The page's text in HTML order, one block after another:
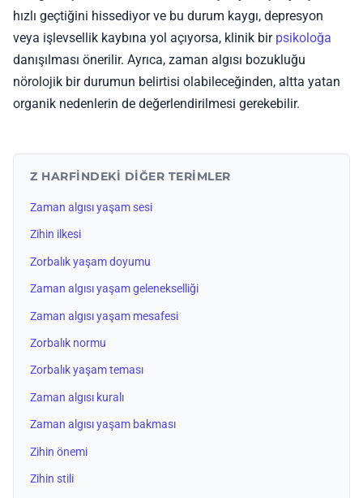
hızlı geçtiğini hissediyor ve bu durum kaygı, depresyon
veya işlevsellik kaybına yol açıyorsa, klinik bir psikoloğa
danışılması önerilir. Ayrıca, zaman algısı bozukluğu
nörolojik bir durumun belirtisi olabileceğinden, altta yatan
organik nedenlerin de değerlendirilmesi gerekebilir.
Z HARFINDEKI DIĞER TERIMLER
Zaman algısı yaşam sesi
Zihin ilkesi
Zorbalık yaşam doyumu
Zaman algısı yaşam gelenekselliği
Zaman algısı yaşam mesafesi
Zorbalık normu
Zorbalık yaşam teması
Zaman algısı kuralı
Zaman algısı yaşam bakması
Zihin önemi
Zihin stili